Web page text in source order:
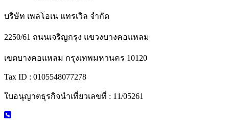
บริษัท เพลโอเน แทรเวิล จำกัด
2250/61 ถนนเจริญกรุง แขวงบางคอแหลม
เขตบางคอแหลม กรุงเทพมหานคร 10120
Tax ID : 0105548077278
ใบอนุญาตธุรกิจนำเที่ยวเลขที่ : 11/05261